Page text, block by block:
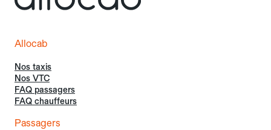
Allocab
Nos taxis
Nos VTC
FAQ passagers
FAQ chauffeurs
Passagers